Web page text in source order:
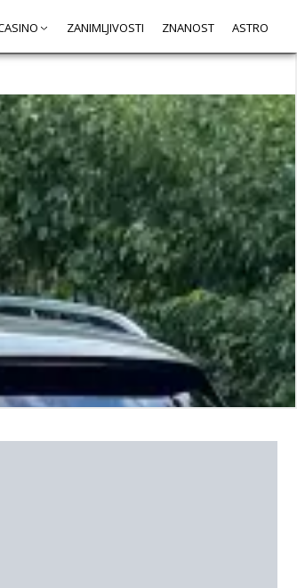
ZANIMLJIVOSTI ZNANOST ASTRO